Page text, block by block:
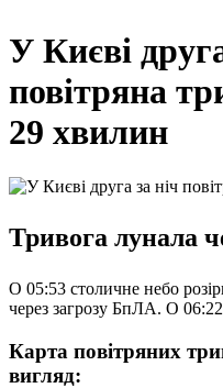
У Києві
повітряна
29 хвилин
Тривога лунала
О 05:53 столичне небо
через загрозу БпЛА. О
Карта повітряних
вигляд: